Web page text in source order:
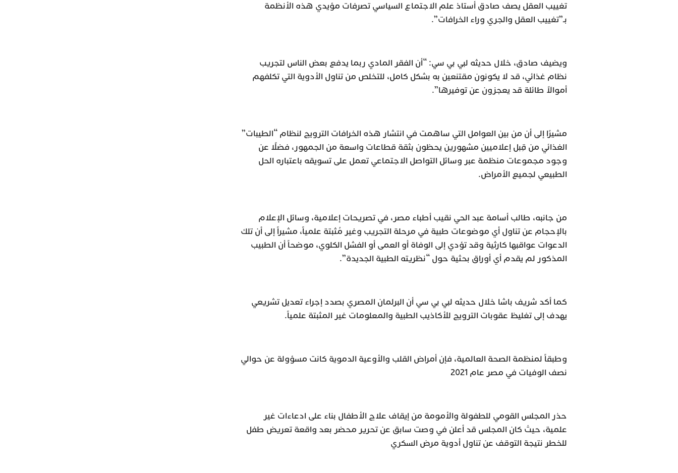
تغييب العقل يصف صادق أستاذ علم الاجتماع السياسي تصرفات مؤيدي هذه الأنظمة
بـ”تغييب العقل والجري وراء الخرافات”.
ويضيف صادق، خلال حديثه لبي بي سي: “أن الفقر المادي ربما يدفع بعض الناس لتجريب
نظام غذائي، قد لا يكونون مقتنعين به بشكل كامل، للتخلص من تناول الأدوية التي تكلفهم
أموالاً طائلة قد يعجزون عن توفيرها”.
مشيرًا إلى أن من بين العوامل التي ساهمت في انتشار هذه الخرافات الترويج لنظام “الطيبات”
الغذائي من قِبل إعلاميين مشهورين يحظون بثقة قطاعات واسعة من الجمهور، فضلًا عن
وجود مجموعات منظمة عبر وسائل التواصل الاجتماعي تعمل على تسويقه باعتباره الحل
الطبيعي لجميع الأمراض.
من جانبه، طالب أسامة عبد الحي نقيب أطباء مصر، في تصريحات إعلامية، وسائل الإعلام
بالإحجام عن تناول أي موضوعات طبية في مرحلة التجريب وغير مُثبتة علمياً، مشيراً إلى أن تلك
الدعوات عواقبها كارثية وقد تؤدي إلى الوفاة أو العمى أو الفشل الكلوي، موضحاً أن الطبيب
المذكور لم يقدم أي أوراق بحثية حول “نظريته الطبية الجديدة”.
كما أكد شريف باشا خلال حديثه لبي بي سي أن البرلمان المصري بصدد إجراء تعديل تشريعي
يهدف إلى تغليظ عقوبات الترويج للأكاذيب الطبية والمعلومات غير المثبتة علمياً.
وطبقاً لمنظمة الصحة العالمية، فإن أمراض القلب والأوعية الدموية كانت مسؤولة عن حوالي
نصف الوفيات في مصر عام 2021
حذر المجلس القومي للطفولة والأمومة من إيقاف علاج الأطفال بناء على ادعاءات غير
علمية، حيث كان المجلس قد أعلن في وصت سابق عن تحرير محضر بعد واقعة تعريض طفل
للخطر نتيجة التوقف عن تناول أدوية مرض السكري